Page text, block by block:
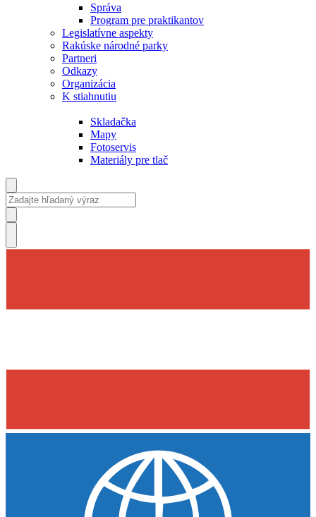
Správa
Program pre praktikantov
Legislatívne aspekty
Rakúske národné parky
Partneri
Odkazy
Organizácia
K stiahnutiu
Skladačka
Mapy
Fotoservis
Materiály pre tlač